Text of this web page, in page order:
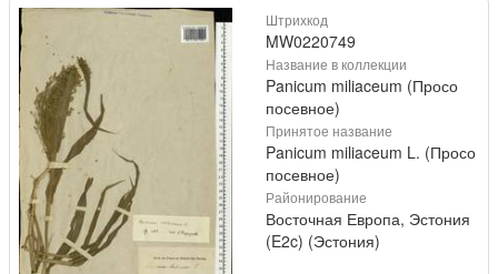
Штрихкод
MW0220749
Название в коллекции
Panicum miliaceum (Просо
посевное)
Принятое название
Panicum miliaceum L. (Просо
посевное)
Районирование
Восточная Европа, Эстония
(E2c) (Эстония)